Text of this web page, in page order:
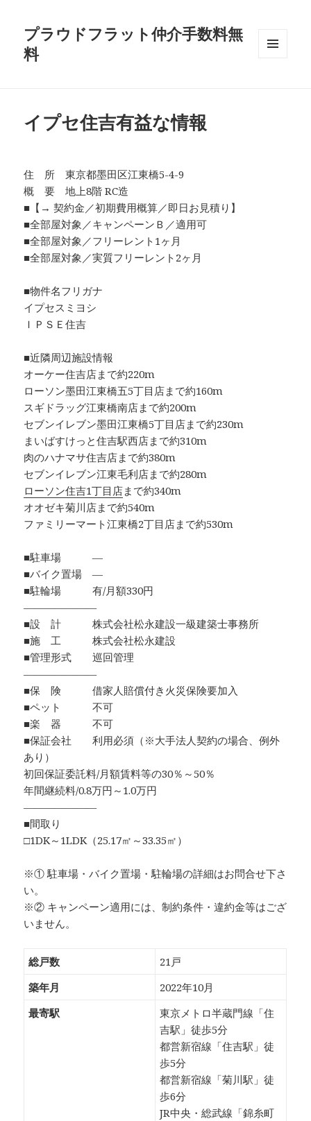
プラウドフラット仲介手数料無
料
イプセ住吉有益な情報
住 所 東京都墨田区江東橋5-4-9
概 要 地上8階 RC造
■【→ 契約金／初期費用概算／即日お見積り】
■全部屋対象／キャンペーンＢ／適用可
■全部屋対象／フリーレント1ヶ月
■全部屋対象／実質フリーレント2ヶ月
■物件名フリガナ
イプセスミヨシ
ＩＰＳＥ住吉
■近隣周辺施設情報
オーケー住吉店まで約220m
ローソン墨田江東橋五5丁目店まで約160m
スギドラッグ江東橋南店まで約200m
セブンイレブン墨田江東橋5丁目店まで約230m
まいばすけっと住吉駅西店まで約310m
肉のハナマサ住吉店まで約380m
セブンイレブン江東毛利店まで約280m
ローソン住吉1丁目店まで約340m
オオゼキ菊川店まで約540m
ファミリーマート江東橋2丁目店まで約530m
■駐車場 ―
■バイク置場 ―
■駐輪場 有/月額330円
―――――――
■設 計 株式会社松永建設一級建築士事務所
■施 工 株式会社松永建設
■管理形式 巡回管理
―――――――
■保 険 借家人賠償付き火災保険要加入
■ペット 不可
■楽 器 不可
■保証会社 利用必須（※大手法人契約の場合、例外
あり）
初回保証委託料/月額賃料等の30％～50％
年間継続料/0.8万円～1.0万円
―――――――
■間取り
□1DK～1LDK（25.17㎡～33.35㎡）
※① 駐車場・バイク置場・駐輪場の詳細はお問合せ下さ
い。
※② キャンペーン適用には、制約条件・違約金等はござ
いません。
総戸数
21戸
築年月
2022年10月
最寄駅
東京メトロ半蔵門線「住
吉駅」徒歩5分
都営新宿線「住吉駅」徒
歩5分
都営新宿線「菊川駅」徒
歩6分
JR中央・総武線「錦糸町